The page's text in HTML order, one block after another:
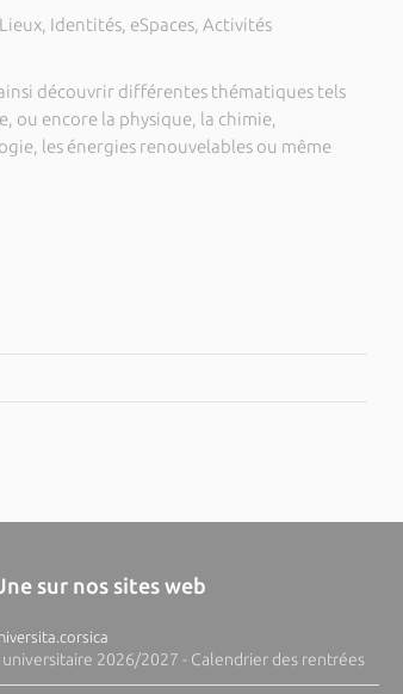
Lieux, Identités, eSpaces, Activités
découvrir différentes thématiques tels
ou encore la physique, la chimie,
les énergies renouvelables ou même
sur nos sites web
2026/2027 - Calendrier des rentrées